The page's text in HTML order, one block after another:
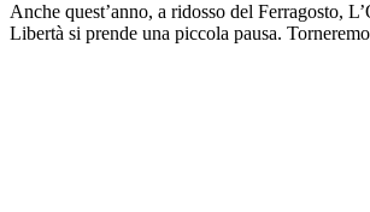
Anche quest’anno, a ridosso del Ferragosto,
Libertà si prende una piccola pausa.